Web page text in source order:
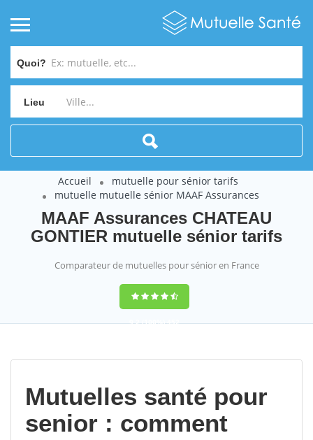
Quoi?
Lieu
Accueil
mutuelle pour sénior tarifs
mutuelle mutuelle sénior MAAF Assurances
MAAF Assurances CHATEAU
GONTIER mutuelle sénior tarifs
Comparateur de mutuelles pour sénior en France
9,2(100%)452
Mutuelles santé pour
senior : comment